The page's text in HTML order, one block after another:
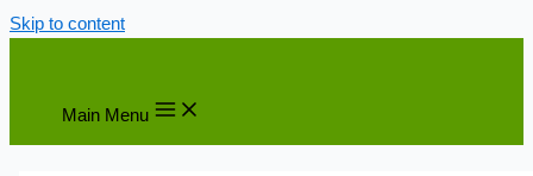
Skip to content
Main Menu